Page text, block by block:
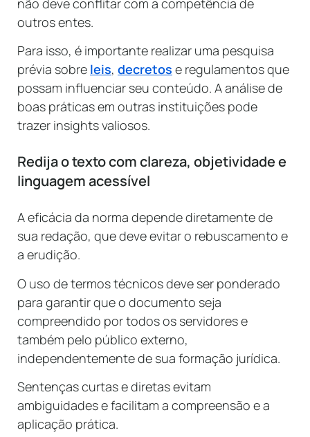
não deve conflitar com a competência de
outros entes.
Para isso, é importante realizar uma pesquisa
prévia sobre leis, decretos e regulamentos que
possam influenciar seu conteúdo. A análise de
boas práticas em outras instituições pode
trazer insights valiosos.
Redija o texto com clareza, objetividade e
linguagem acessível
A eficácia da norma depende diretamente de
sua redação, que deve evitar o rebuscamento e
a erudição.
O uso de termos técnicos deve ser ponderado
para garantir que o documento seja
compreendido por todos os servidores e
também pelo público externo,
independentemente de sua formação jurídica.
Sentenças curtas e diretas evitam
ambiguidades e facilitam a compreensão e a
aplicação prática.